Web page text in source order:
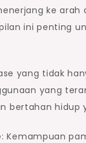
ke
ini penting
yang tidak
yang
bertahan hidup
: Kemampuan